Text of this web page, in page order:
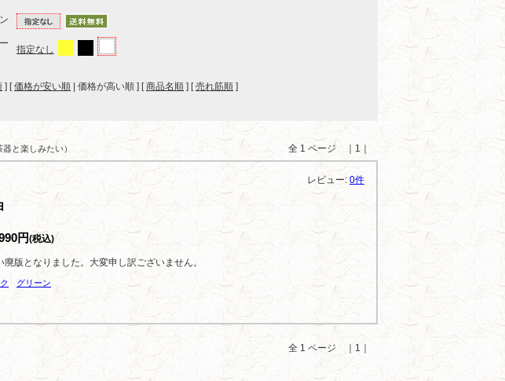
指定なし
] [価格が安い順 | 価格が高い順 ] [商品名順 ] [売れ筋順 ]
全 1 ページ ｜1｜
と楽しみたい）
レビュー: 0件
円(税込)
版となりました。大変申し訳ございません。
グリーン
全 1 ページ ｜1｜